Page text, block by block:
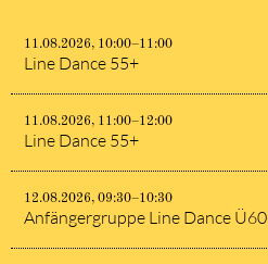
11.08.2026, 10:00–11:00
Line Dance 55+
11.08.2026, 11:00–12:00
Line Dance 55+
12.08.2026, 09:30–10:30
Anfängergruppe Line Dance Ü60